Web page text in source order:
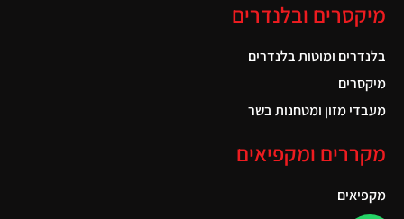
מיקסרים ובלנדרים
בלנדרים ומוטות בלנדרים
מיקסרים
מעבדי מזון ומטחנות בשר
מקררים ומקפיאים
מקפיאים